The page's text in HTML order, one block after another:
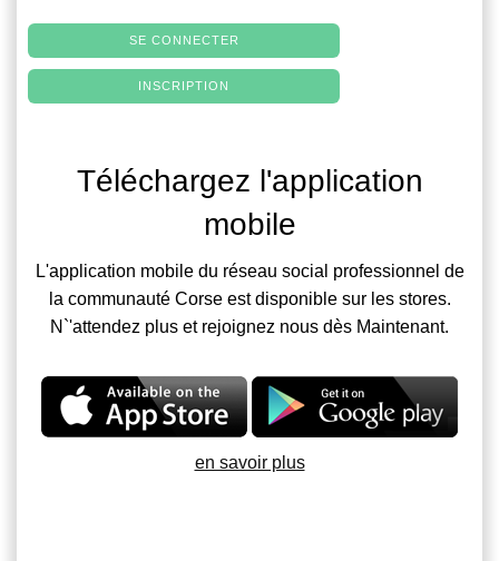
SE CONNECTER
INSCRIPTION
Téléchargez l'application
mobile
L'application mobile du réseau social professionnel de
la communauté Corse est disponible sur les stores.
N`'attendez plus et rejoignez nous dès Maintenant.
en savoir plus